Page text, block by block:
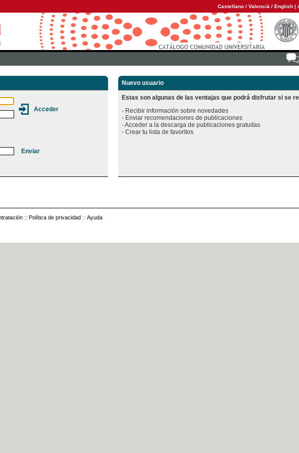
Castellano / Valencià / English |
Nuevo usuario
Estas son algunas de las ventajas que podrá disfrutar si se
- Recibir información sobre novedades
- Enviar recomendaciones de publicaciones
- Acceder a la descarga de publicaciones gratuitas
:: Política de privacidad :: Ayuda